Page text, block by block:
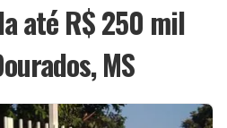
até R$ 250 mil
MS